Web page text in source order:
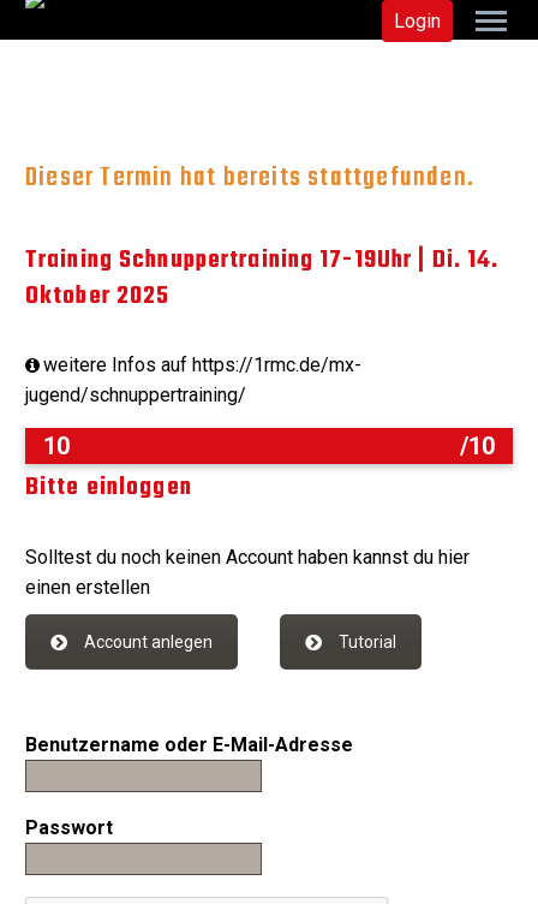
Login
Dieser Termin hat bereits stattgefunden.
Training Schnuppertraining 17-19Uhr | Di. 14.
Oktober 2025
weitere Infos auf https://1rmc.de/mx-
jugend/schnuppertraining/
10 /10
Bitte einloggen
Solltest du noch keinen Account haben kannst du hier
einen erstellen
Account anlegen Tutorial
Benutzername oder E-Mail-Adresse
Passwort